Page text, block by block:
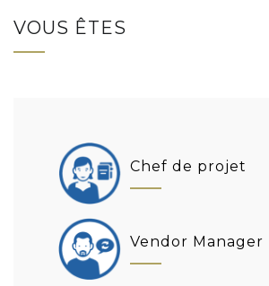
VOUS ÊTES
Chef de projet
Vendor Manager